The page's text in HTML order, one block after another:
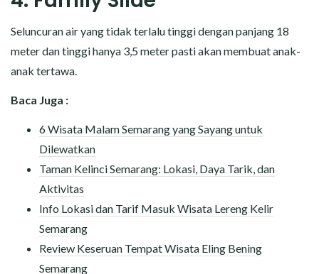
Seluncuran air yang tidak terlalu tinggi dengan panjang 18
meter dan tinggi hanya 3,5 meter pasti akan membuat anak-
anak tertawa.
Baca Juga :
6 Wisata Malam Semarang yang Sayang untuk
Dilewatkan
Taman Kelinci Semarang: Lokasi, Daya Tarik, dan
Aktivitas
Info Lokasi dan Tarif Masuk Wisata Lereng Kelir
Semarang
Review Keseruan Tempat Wisata Eling Bening
Semarang